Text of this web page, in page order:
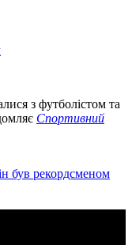
з футболістом та
Спортивний
був рекордсменом